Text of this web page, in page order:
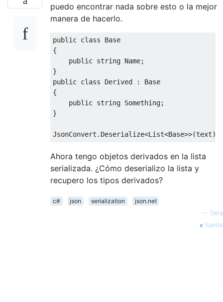
puedo encontrar nada sobre esto o la mejor
manera de hacerlo.
public class
Base
{
public string Name;
}
public class Derived :
Base
{
public string Something;
}
JsonConvert . Deserialize<List<Base>>(text);
Ahora tengo objetos derivados en la lista
serializada. ¿Cómo deserializo la lista y
recupero los tipos derivados?
c# json serialization
json.net
— Será
fuente